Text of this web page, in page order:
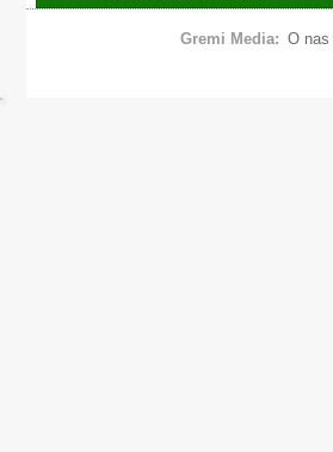
Gremi Media: O nas